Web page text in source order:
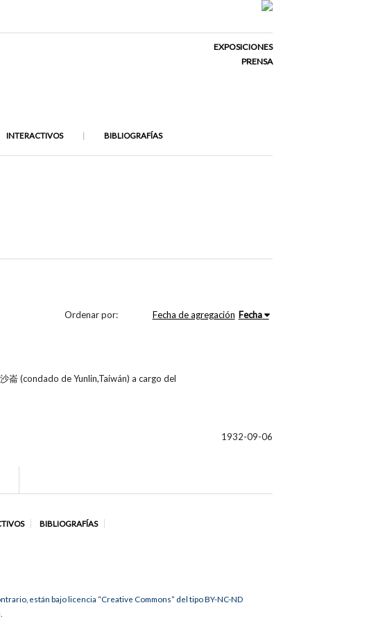
EXPOSICIONES
PRENSA
INTERACTIVOS BIBLIOGRAFÍAS
Ordenar por: Fecha de agregación Fecha
崙 (condado de Yunlin,Taiwán) a cargo del
1932-09-06
BIBLIOGRAFÍAS
están bajo licencia “Creative Commons” del tipo BY-NC-ND